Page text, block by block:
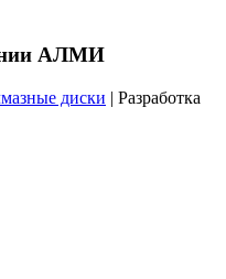
АЛМИ
диски | Разработка